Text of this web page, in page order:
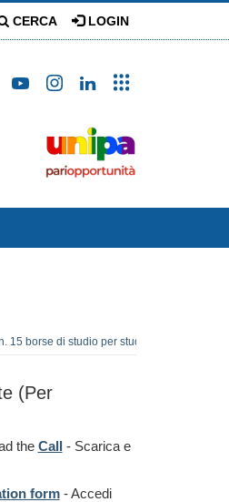
CERCA LOGIN
15 borse di studio per studenti provenienti
(Per
the Call - Scarica e
form- Accedi